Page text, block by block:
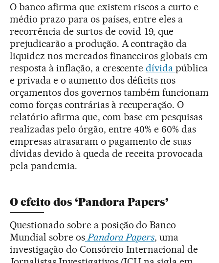
O banco afirma que existem riscos a curto e
médio prazo para os países, entre eles a
recorrência de surtos de covid-19, que
prejudicarão a produção. A contração da
liquidez nos mercados financeiros globais em
resposta à inflação, a crescentedívidapública
e privada e o aumento dos déficits nos
orçamentos dos governos também funcionam
como forças contrárias à recuperação. O
relatório afirma que, com base em pesquisas
realizadas pelo órgão, entre 40% e 60% das
empresas atrasaram o pagamento de suas
dívidas devido à queda de receita provocada
pela pandemia.
O efeito dos ‘Pandora Papers’
Questionado sobre a posição do Banco
Mundial sobre os Pandora Papers, uma
investigação do Consórcio Internacional de